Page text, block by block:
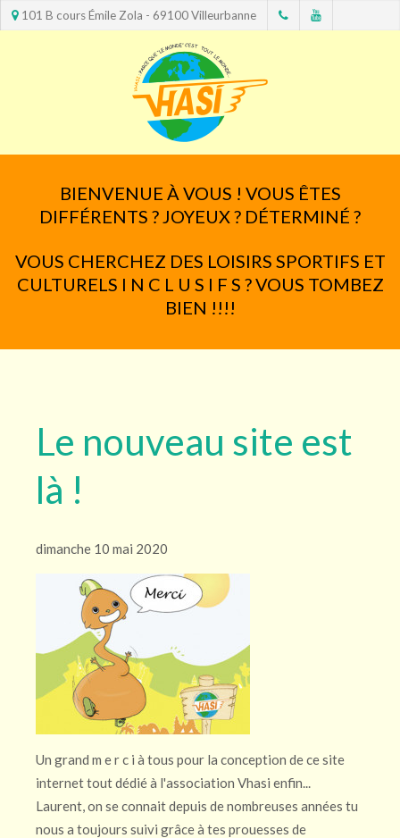
101 B cours Émile Zola - 69100 Villeurbanne
BIENVENUE À VOUS ! VOUS ÊTES
DIFFÉRENTS ? JOYEUX ? DÉTERMINÉ ?
VOUS CHERCHEZ DES LOISIRS SPORTIFS ET
CULTURELS I N C L U S I F S ? VOUS TOMBEZ
BIEN !!!!
Le nouveau site est
là !
dimanche 10 mai 2020
Un grand m e r c i à tous pour la conception de ce site
internet tout dédié à l'association Vhasi enfin...
Laurent, on se connait depuis de nombreuses années tu
nous a toujours suivi grâce à tes prouesses de